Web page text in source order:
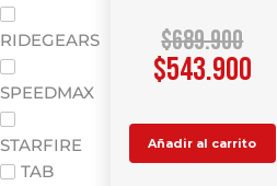
RIDEGEARS
SPEEDMAX
STARFIRE
TAB
$689.900
$543.900
Añadir al carrito